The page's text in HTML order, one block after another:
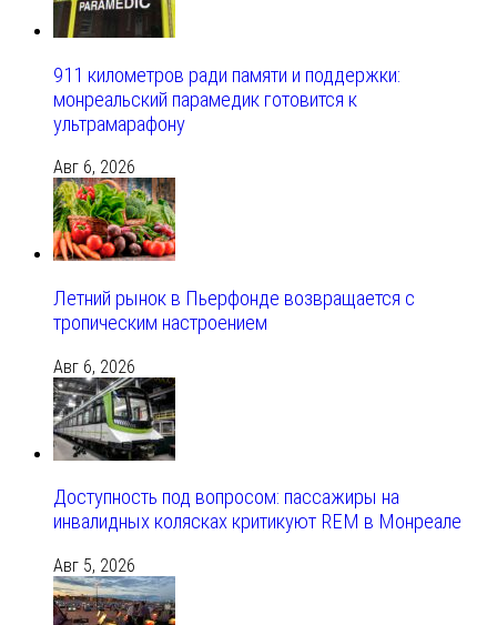
911 километров ради памяти и поддержки:
монреальский парамедик готовится к
ультрамарафону
Авг 6, 2026
Летний рынок в Пьерфонде возвращается с
тропическим настроением
Авг 6, 2026
Доступность под вопросом: пассажиры на
инвалидных колясках критикуют REM в Монреале
Авг 5, 2026